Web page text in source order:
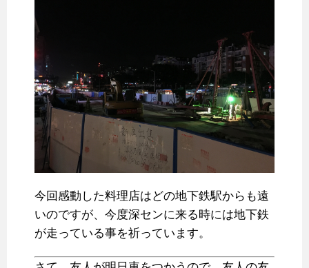
今回感動した料理店はどの地下鉄駅からも遠
いのですが、今度深センに来る時には地下鉄
が走っている事を祈っています。